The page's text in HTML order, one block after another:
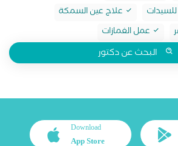
علاج عين السمكة
عمل الغمازات
البحث عن دكتور
Download
App Store